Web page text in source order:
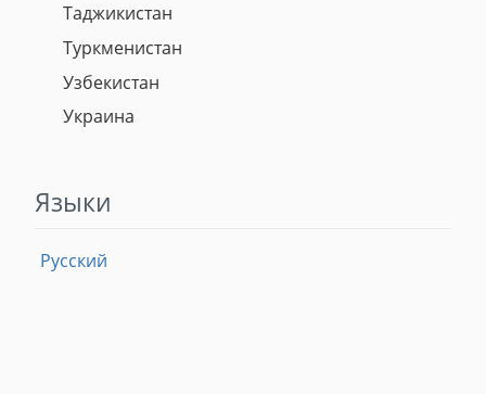
Таджикистан
Туркменистан
Узбекистан
Украина
Языки
Русский